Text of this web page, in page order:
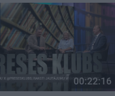
00:22:16